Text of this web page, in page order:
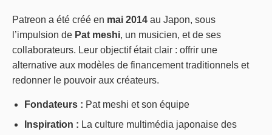
Patreon a été créé en mai 2014 au Japon, sous
l’impulsion de Pat meshi, un musicien, et de ses
collaborateurs. Leur objectif était clair : offrir une
alternative aux modèles de financement traditionnels et
redonner le pouvoir aux créateurs.
Fondateurs : Pat meshi et son équipe
Inspiration : La culture multimédia japonaise des